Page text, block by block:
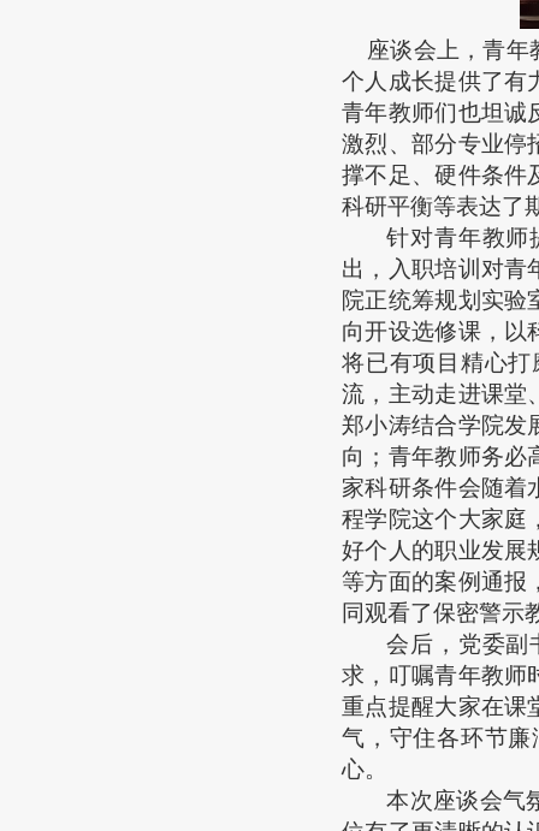
座谈会上，青年
个人成长提供了有
青年教师们也坦诚
激烈、部分专业停
撑不足、硬件条件
科研平衡等表达了
针对青年教师
出，入职培训对青
院正统筹规划实验
向开设选修课，以
将已有项目精心
流，主动走进课堂
郑小涛结合学院发
向；青年教师务必
家科研条件会随着
程学院这个大家庭
好个人的职业发展
等方面的案例通报
同观看了保密警示
会后，党委副
求，叮嘱青年教师
重点提醒大家在课
气，守住各环节
心。
本次座谈会气